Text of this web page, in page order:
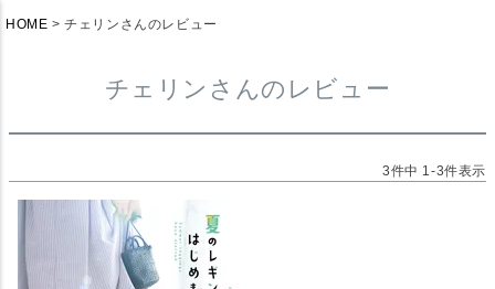
HOME チェリンさんのレビュー
チェリンさんのレビュー
3件中 1-3件表示